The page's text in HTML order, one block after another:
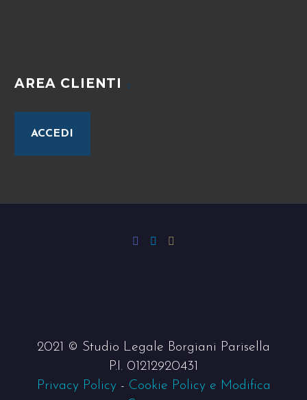
AREA CLIENTI
ACCEDI
2021 © Studio Legale Borgiani Parisella
P.I. 01212920431
Privacy Policy - Cookie Policy e Modifica